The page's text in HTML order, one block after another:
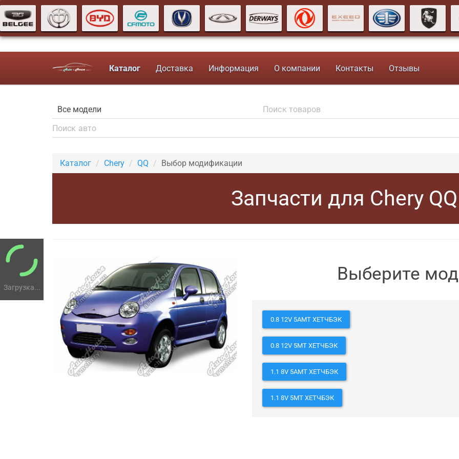
Загрузка...
Каталог Доставка Информация О компании Контакты Отзывы
Каталог Chery QQ Выбор модификации
Запчасти для Chery QQ
Выберите
0.8 12V 5AMT ХЕТЧБЭК
0.8 12V 5MT ХЕТЧБЭК
1.1 8V 5AMT ХЕТЧБЭК
1.1 8V 5MT ХЕТЧБЭК